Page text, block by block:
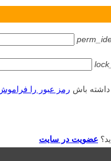
باش رمز عبور را
عضویت در سایت